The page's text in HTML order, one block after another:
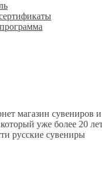
магазин сувениров и
уже более 20
русские сувениры